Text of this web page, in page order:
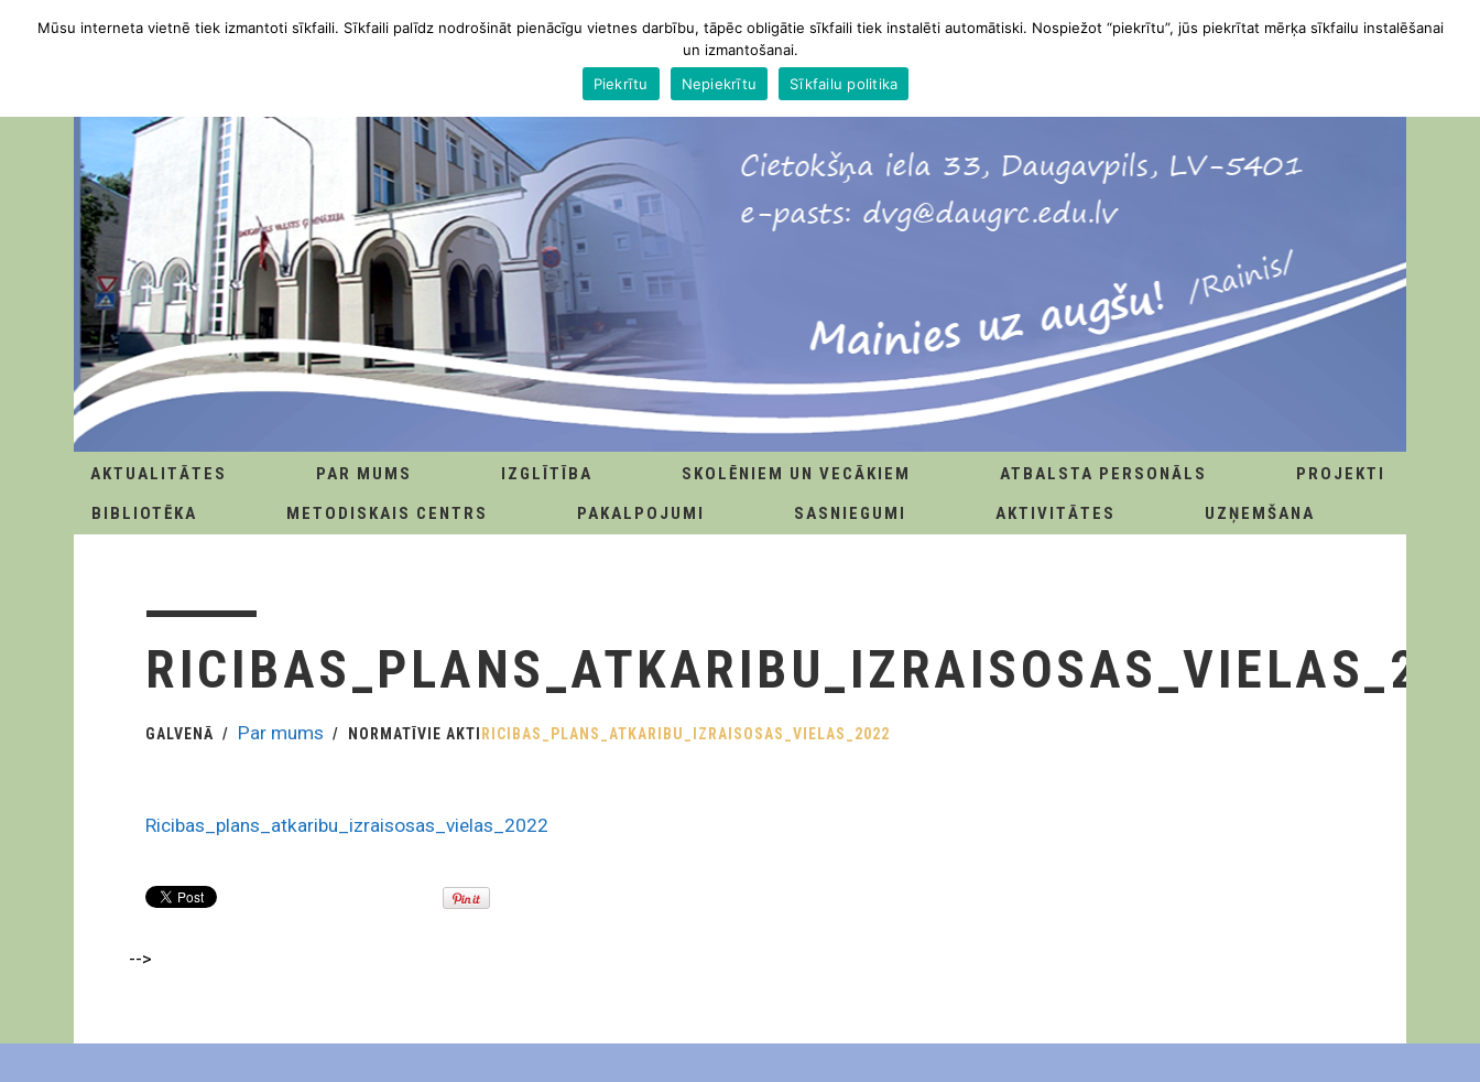
AKTUALITĀTES PAR MUMS IZGLĪTĪBA SKOLĒNIEM UN VECĀKIEM ATBALSTA PERSONĀLS
PROJEKTI
BIBLIOTĒKA
METODISKAIS CENTRS PAKALPOJUMI SASNIEGUMI AKTIVITĀTES UZŅEMŠANA
GALVENĀ Par mums NORMATĪVIE AKTI RICIBAS_PLANS_ATKARIBU_IZRAISOSAS_VIELAS_2022
Ricibas_plans_atkaribu_izraisosas_vielas_2022
-->
Mūsu interneta vietnē tiek izmantoti sīkfaili. Sīkfaili palīdz nodrošināt pienācīgu vietnes darbību, tāpēc obligātie sīkfaili tiek instalēti automātiski. Nospiežot “piekrītu”, jūs piekrītat mērķa sīkfailu instalēšanai
un izmantošanai.
Piekrītu
Nepiekrītu Sīkfailu politika